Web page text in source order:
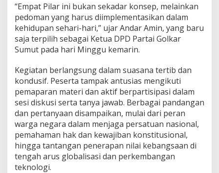
“Empat Pilar ini bukan sekadar konsep, melainkan
pedoman yang harus diimplementasikan dalam
kehidupan sehari-hari,” ujar Andar Amin, yang baru
saja terpilih sebagai Ketua DPD Partai Golkar
Sumut pada hari Minggu kemarin.
Kegiatan berlangsung dalam suasana tertib dan
kondusif. Peserta tampak antusias mengikuti
pemaparan materi dan aktif berpartisipasi dalam
sesi diskusi serta tanya jawab. Berbagai pandangan
dan pertanyaan disampaikan, mulai dari peran
warga negara dalam menjaga persatuan nasional,
pemahaman hak dan kewajiban konstitusional,
hingga tantangan penerapan nilai kebangsaan di
tengah arus globalisasi dan perkembangan
teknologi.